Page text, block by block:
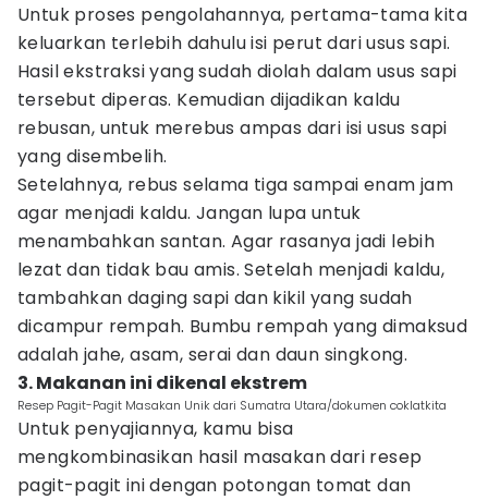
Untuk proses pengolahannya, pertama-tama kita
keluarkan terlebih dahulu isi perut dari usus sapi.
Hasil ekstraksi yang sudah diolah dalam usus sapi
tersebut diperas. Kemudian dijadikan kaldu
rebusan, untuk merebus ampas dari isi usus sapi
yang disembelih.
Setelahnya, rebus selama tiga sampai enam jam
agar menjadi kaldu. Jangan lupa untuk
menambahkan santan. Agar rasanya jadi lebih
lezat dan tidak bau amis. Setelah menjadi kaldu,
tambahkan daging sapi dan kikil yang sudah
dicampur rempah. Bumbu rempah yang dimaksud
adalah jahe, asam, serai dan daun singkong.
3. Makanan ini dikenal ekstrem
Resep Pagit-Pagit Masakan Unik dari Sumatra Utara/dokumen coklatkita
Untuk penyajiannya, kamu bisa
mengkombinasikan hasil masakan dari resep
pagit-pagit ini dengan potongan tomat dan